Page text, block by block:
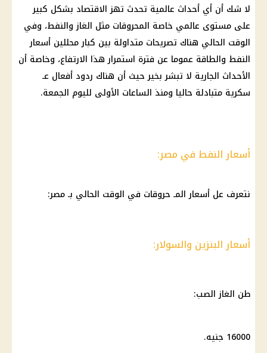
لا شك أن أي أحداث عالمية تحدث تهز الاقتصاد بشكل كبير
على مستوى عالمي خاصة المحروقات مثل الغاز والنفط، وفي
الوقت الحالي هناك تصريحات متداولة بين كبار محللين أسعار
النفط والطاقة عموما عن فترة استمرار هذا الارتفاع، وخاصة أن
الأحداث الجارية لا تبشر بخير حيث أن هناك ردود أفعال عـ
سكرية متبادلة حاليا ومنذ الساعات الأولى لليوم الجمعة.
أسعار النفط في مصر:
نتعرف عل أسعار المـ حروقات في الوقت الحالي بـ مصر:
أسعار البنزين والسولار:
طن الغاز الصب:
16000 جنيه.